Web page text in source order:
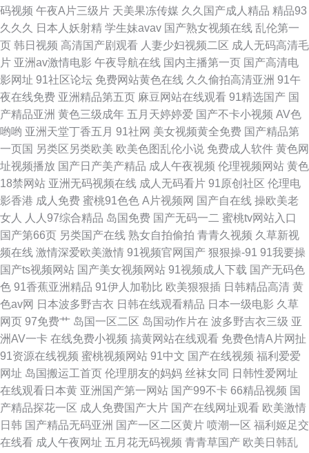
码视频 午夜A片三级片 天美果冻传媒 久久国产成人精品 精品93
久久久
日本人妖射精 学生妹avav 国产熟女视频在线 乱伦第一
页 韩日视频 高清国产剧观看 人妻少妇视频二区 成人无码高清毛
片 亚洲av激情电影 午夜导航在线 国内主播第一页 国产高清电
影网址 91社区论坛 免费网站黄色在线 久久偷拍高清亚洲 91午
夜在线免费 亚洲精品第五页 麻豆网站在线观看 91精选国产 国
产精品亚洲 黄色三级成年 五月天婷婷爱 国产不卡小视频 AV色
哟哟 亚洲天堂丁香五月 91社网 美女视频黄全免费 国产精品第
一页国 另类区另类欧美 欧美色图乱伦小说 免费成人软件 黄色网
址视频播放 国产日产美产精品 成人午夜视频 伦理视频网站 黄色
18禁网站 亚洲无码视频在线 成人无码看片 91原创社区 伦理电
影香港 成人免费 蜜桃91色色 A片视频网 国产自在线 操欧美老
女人
人人97综合精品 岛国免费 国产无码一二 蜜桃tv网站入口
国产第66页 另类国产在线 熟女自拍偷拍 青青久视频 久草新视
频在线 激情深爱欧美激情 91视频官网国产 狠狠操-91 91我要操
国产ts视频网站 国产美女视频网站 91视频成人下载 国产无码色
色 91香蕉亚洲精品 91伊人加勒比 欧美狠狠插 日韩精品高清 黄
色av网 日本波多野吉衣 日韩在线观看精品 日本一级电影 久草
网页 97免费艹 岛国一区二区 岛国动作片在 波多野吉衣三级 亚
洲AV一卡 在线免费小视频 搞黄网站在线观看 免费色情A片网扯
91资源在线视频 蜜桃视频网站 91中文 国产在线视频 福利爱爱
网址 岛国搬运工首页 伦理朋友的妈妈 丝袜女同 日韩性爱网址
在线观看日本黄 亚洲国产第一网站 国产99不卡 66精品视频 国
产精品探花一区 成人免费国产大片 国产在线网址观看 欧美激情
日韩 国产精品无码亚洲 国产一区二区黄片 喷潮一区 福利姬足交
在线看 成人午夜网址 五月花无码视频 青青草国产 欧美日韩乱